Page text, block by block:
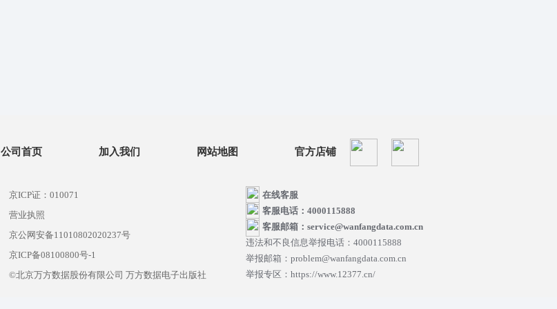
公司首页 加入我们 网站地图 官方店铺
京ICP证：010071
营业执照
京公网安备11010802020237号
京ICP备08100800号-1
©北京万方数据股份有限公司 万方数据电子出版社
在线客服
客服电话：4000115888
客服邮箱：service@wanfangdata.com.cn
违法和不良信息举报电话：4000115888
举报邮箱：problem@wanfangdata.com.cn
举报专区：https://www.12377.cn/